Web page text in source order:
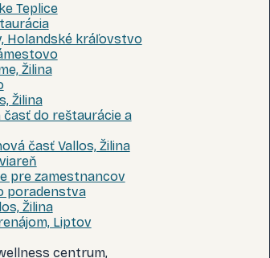
Teplice
Holandské kráľovstvo
Žilina
Žilina
časť do reštaurácie a
časť Vallos, Žilina
pre zamestnancov
poradenstva
Žilina
Liptov
centrum,